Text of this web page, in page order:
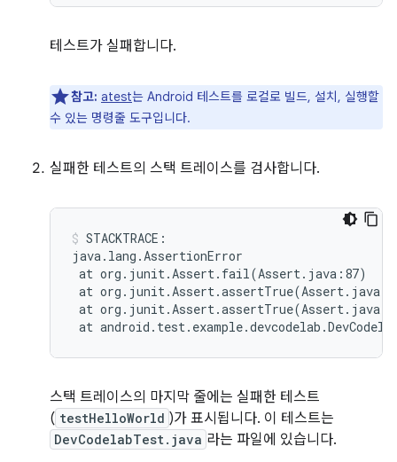
테스트가 실패합니다.
참고: atest는 Android 테스트를 로컬로 빌드, 설치, 실행할
수 있는 명령줄 도구입니다.
실패한 테스트의 스택 트레이스를 검사합니다.
STACKTRACE:
at org.junit.Assert.fail(Assert.java:87)
at org.junit.Assert.assertTrue(
at org.junit.Assert.assertTrue(
at
스택 트레이스의 마지막 줄에는 실패한 테스트
( testHelloWorld )가 표시됩니다. 이 테스트는
DevCodelabTest.java 라는 파일에 있습니다.